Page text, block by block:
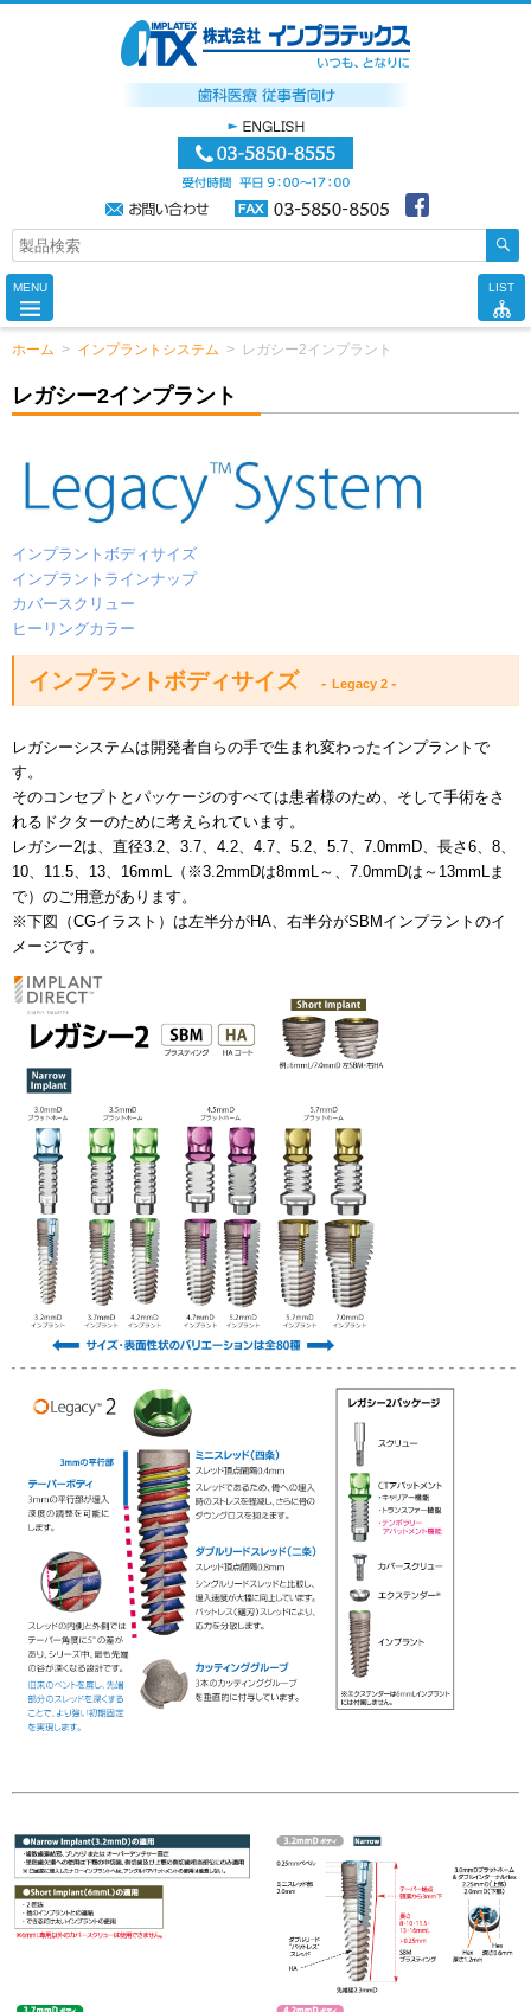
MENU LIST
ホーム > インプラントシステム > レガシー2インプラント
レガシー2インプラント
インプラントボディサイズ
インプラントラインナップ
カバースクリュー
ヒーリングカラー
インプラントボディサイズ - Legacy 2 -
レガシーシステムは開発者自らの手で生まれ変わったインプラントで
す。
そのコンセプトとパッケージのすべては患者様のため、そして手術をさ
れるドクターのために考えられています。
レガシー2は、直径3.2、3.7、4.2、4.7、5.2、5.7、7.0mmD、長さ6、8、
10、11.5、13、16mmL（※3.2mmDは8mmL～、7.0mmDは～13mmLま
で）のご用意があります。
※下図（CGイラスト）は左半分がHA、右半分がSBMインプラントのイ
メージです。